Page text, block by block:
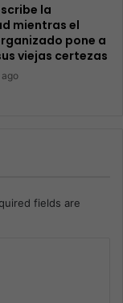
la
mientras el
pone a
viejas certezas
fields are